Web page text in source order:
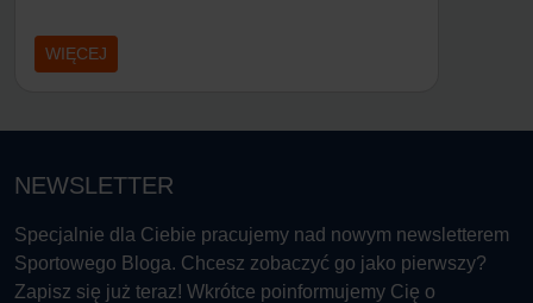
WIĘCEJ
NEWSLETTER
Specjalnie dla Ciebie pracujemy nad nowym newsletterem
Sportowego Bloga. Chcesz zobaczyć go jako pierwszy?
Zapisz się już teraz! Wkrótce poinformujemy Cię o